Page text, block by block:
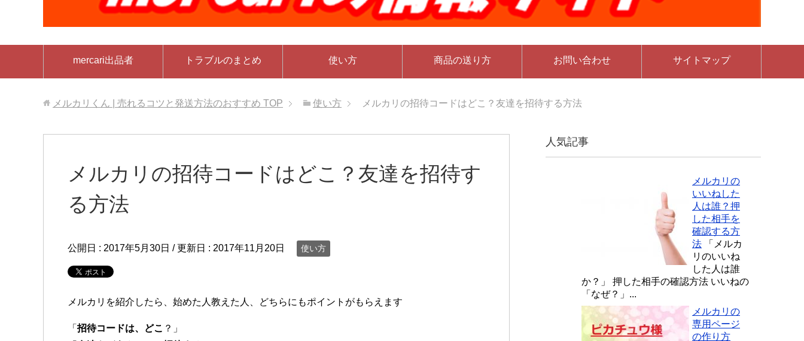
mercari出品者 トラブルのまとめ 使い方 商品の送り方 お問い合わせ サイトマップ
メルカリくん | 売れるコツと発送方法のおすすめ TOP 使い方 メルカリの招待コードはどこ？友達を招待する方法
メルカリの招待コードはどこ？友達を招待す
る方法
公開日 : 2017年5月30日 / 更新日 : 2017年11月20日 使い方
メルカリを紹介したら、始めた人教えた人、どちらにもポイントがもらえます
「 招待コードは、どこ ？」
人気記事
メルカリの
いいねした
人は誰？押
した相手を
確認する方
法 「メルカ
リのいいね
した人は誰
か？」 押した相手の確認方法 いいねの
「なぜ？」...
メルカリの
専用ページ
の作り方